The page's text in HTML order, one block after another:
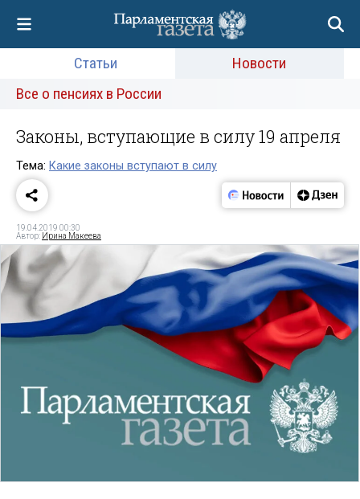
Статьи
Новости
Все о пенсиях в России
Законы, вступающие в силу 19 апреля
Тема: Какие законы вступают в силу
19.04.2019 00:30
Автор: Ирина Макеева